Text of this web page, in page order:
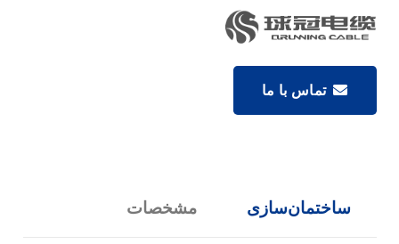
تماس با ما
ساختمان‌سازی مشخصات